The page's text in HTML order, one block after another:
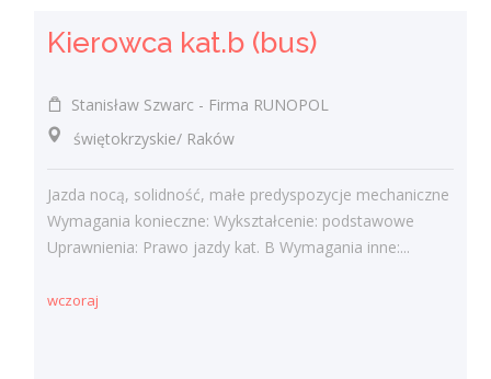
Kierowca kat.b (bus)
Stanisław Szwarc - Firma RUNOPOL
świętokrzyskie/ Raków
Jazda nocą, solidność, małe predyspozycje mechaniczne
Wymagania konieczne: Wykształcenie: podstawowe
Uprawnienia: Prawo jazdy kat. B Wymagania inne:...
wczoraj